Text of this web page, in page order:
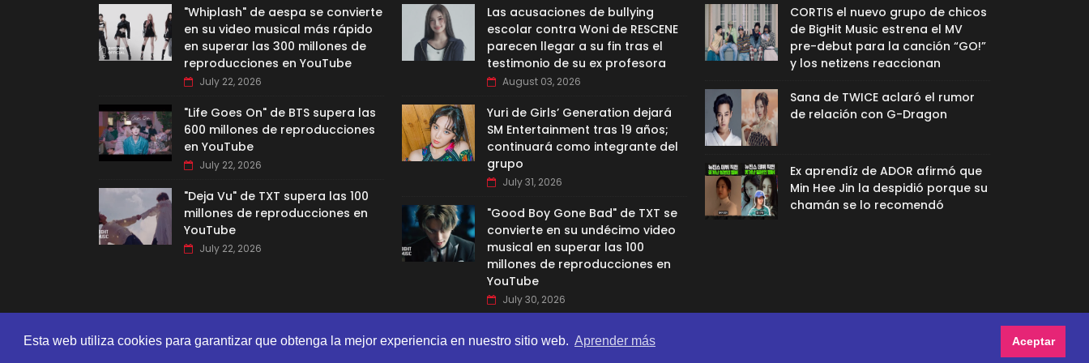
Esta web utiliza cookies para garantizar que obtenga la mejor experiencia en nuestro sitio web. Aprender más Aceptar
"Whiplash" de aespa se convierte
en su video musical más rápido
en superar las 300 millones de
reproducciones en YouTube
July 22, 2026
"Life Goes On" de BTS supera las
600 millones de reproducciones
en YouTube
July 22, 2026
"Deja Vu" de TXT supera las 100
millones de reproducciones en
YouTube
July 22, 2026
Las acusaciones de bullying
escolar contra Woni de RESCENE
parecen llegar a su fin tras el
testimonio de su ex profesora
August 03, 2026
Yuri de Girls’ Generation dejará
SM Entertainment tras 19 años;
continuará como integrante del
grupo
July 31, 2026
"Good Boy Gone Bad" de TXT se
convierte en su undécimo video
musical en superar las 100
millones de reproducciones en
YouTube
July 30, 2026
CORTIS el nuevo grupo de chicos
de BigHit Music estrena el MV
pre-debut para la canción “GO!”
y los netizens reaccionan
Sana de TWICE aclaró el rumor
de relación con G-Dragon
Ex aprendíz de ADOR afirmó que
Min Hee Jin la despidió porque su
chamán se lo recomendó
SORATEMPLATES | DISTRIBUTED BY GOOYAABI TEMPLATES